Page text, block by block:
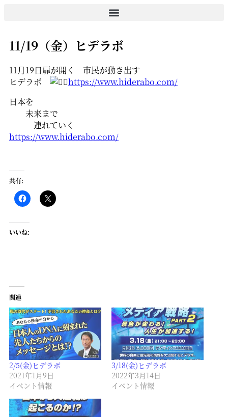
ン
に
ス
ッ
11/19（金）ヒデラボ
11月19日扉が開く 市民が動き出す
ヒデラボ
https://www.hiderabo.com/
日本を
未来まで
連れていく
https://www.hiderabo.com/
共有:
いいね:
関連
2/5(金)ヒデラボ
2021年1月9日
イベント情報
3/18(金)ヒデラボ
2022年3月14日
イベント情報